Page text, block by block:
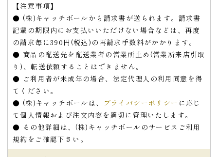
【注意事項】
● (株)キャッチボールから請求書が送られます。請求書
記載の期限内にお支払いいただけない場合などは、再度
の請求毎に390円(税込)の再請求手数料がかかります。
● 商品の配送先を配送業者の営業所止め(営業所来店引取
り)、転送依頼することはできません。
● ご利用者が未成年の場合、法定代理人の利用同意を得
てください。
● (株)キャッチボールは、
プライバシーポリシー に応じ
て個人情報および注文内容を適切に管理いたします。
● その他詳細は、(株)キャッチボールのサービスご利用
規約をご確認下さい。